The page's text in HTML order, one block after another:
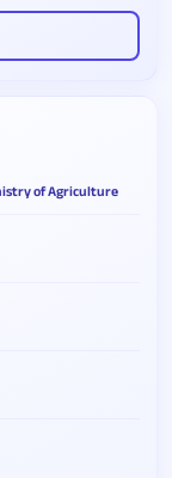
of Agriculture